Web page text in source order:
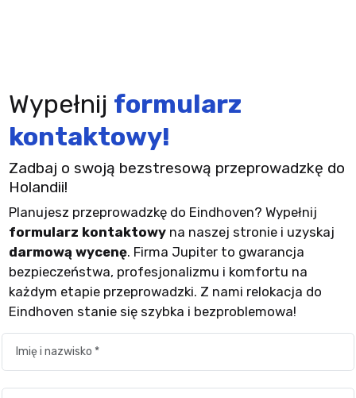
Wypełnij formularz
kontaktowy!
Zadbaj o swoją bezstresową przeprowadzkę do
Holandii!
Planujesz przeprowadzkę do Eindhoven? Wypełnij
formularz kontaktowyna naszej stronie i uzyskaj
darmową wycenę. Firma Jupiter to gwarancja
bezpieczeństwa, profesjonalizmu i komfortu na
każdym etapie przeprowadzki. Z nami relokacja do
Eindhoven stanie się szybka i bezproblemowa!